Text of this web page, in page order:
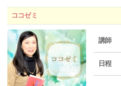
ココゼミ
講師
日程